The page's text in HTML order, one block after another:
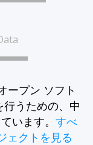
ープン ソフト
うための、中
います。 すべ
ェクトを見る